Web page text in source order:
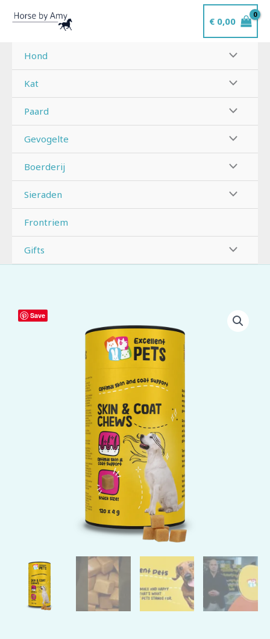
naar
inhoud
€0,00
Hond
Kat
Paard
Gevogelte
Boerderij
Sieraden
Frontriem
Gifts
Save
Excellent
Pets